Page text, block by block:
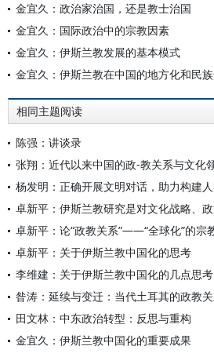
金宜久：政治家治国，还是教士治国
金宜久：国际政治中的宗教因素
金宜久：伊斯兰教发展的基本模式
金宜久：伊斯兰教在中国的地方化和民
相同主题阅读
陈强：讲谈录
张翔：近代以来中国的政-教关系与文化
杨发明：正确开展文明对话，助力构建
卓新平：伊斯兰教研究是对文化战略、
卓新平：论“政教关系”——“全球化”的宗
卓新平：关于伊斯兰教中国化的思考
李维建：关于伊斯兰教中国化的几点思考
昝涛：延续与变迁：当代土耳其的政教
田文林：中东政治转型：反思与重构
金宜久：伊斯兰教中国化的重要成果